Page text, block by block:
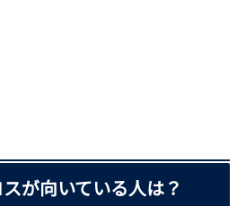
が向いている人は？